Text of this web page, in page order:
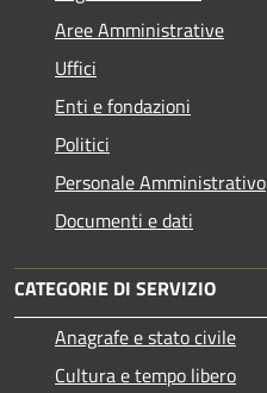
Aree Amministrative
Uffici
Enti e fondazioni
Politici
Personale Amministrativo
Documenti e dati
CATEGORIE DI SERVIZIO
Anagrafe e stato civile
Cultura e tempo libero